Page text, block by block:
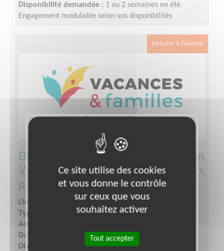
Disponibilité demandée : 1 ou 2 semaines en été.
Engagement modulable selon vos disponibilités
Exclusion & Pauvreté
Développer la visibilité de l'association
Vacances et Familles (communication,
partenariats)
Lieu :
SEINE-MARITIME (76)
Type :
Développement, Fonds, Partenariats
Association :
Date :
Disponibilité demandée :Selon vos disponibilités
Ce site utilise des cookies
et vous donne le contrôle
sur ceux que vous
souhaitez activer
Tout accepter